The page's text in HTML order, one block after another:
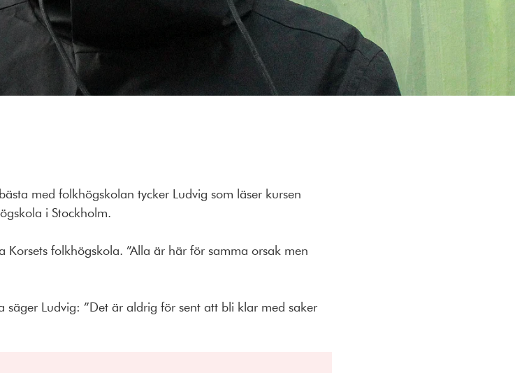
med folkhögskolan tycker Ludvig som läser kursen
i Stockholm.
Korsets folkhögskola. ”Alla är här för samma orsak men
Ludvig: ”Det är aldrig för sent att bli klar med saker